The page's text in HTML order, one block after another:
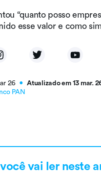
“quanto posso
esse valor e como
26 ● Atualizado em 13 mar.
PAN
vai ler neste